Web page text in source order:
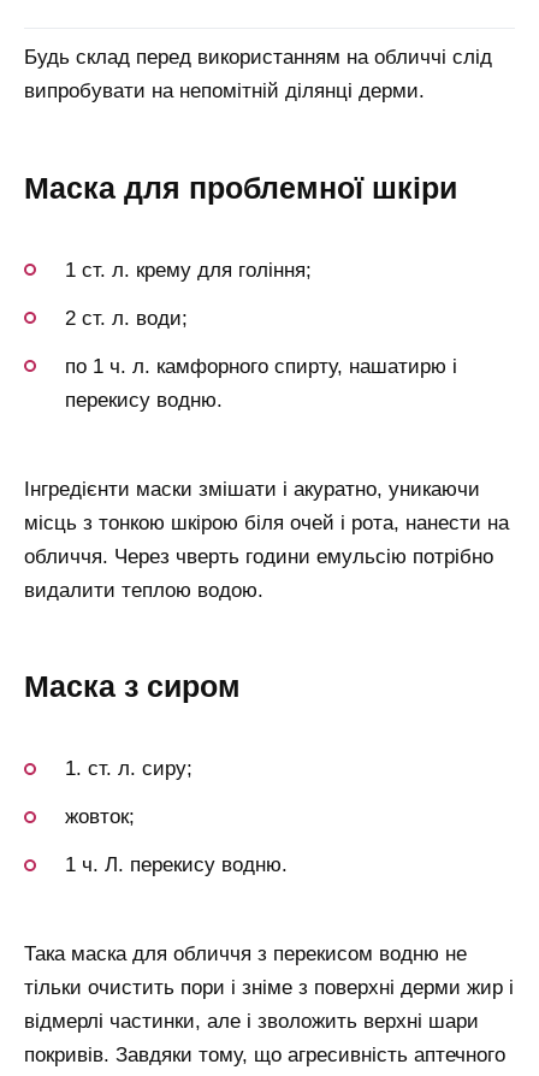
Будь склад перед використанням на обличчі слід
випробувати на непомітній ділянці дерми.
Маска для проблемної шкіри
1 ст. л. крему для гоління;
2 ст. л. води;
по 1 ч. л. камфорного спирту, нашатирю і
перекису водню.
Інгредієнти маски змішати і акуратно, уникаючи
місць з тонкою шкірою біля очей і рота, нанести на
обличчя. Через чверть години емульсію потрібно
видалити теплою водою.
Маска з сиром
1. ст. л. сиру;
жовток;
1 ч. Л. перекису водню.
Така маска для обличчя з перекисом водню не
тільки очистить пори і зніме з поверхні дерми жир і
відмерлі частинки, але і зволожить верхні шари
покривів. Завдяки тому, що агресивність аптечного